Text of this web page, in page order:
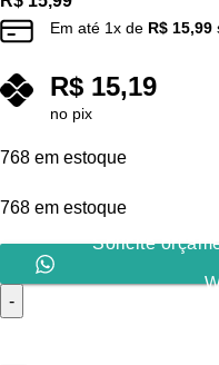
Em até 1x de R$ 15,99
R$ 15,19
no pix
768 em estoque
768 em estoque
Solicite